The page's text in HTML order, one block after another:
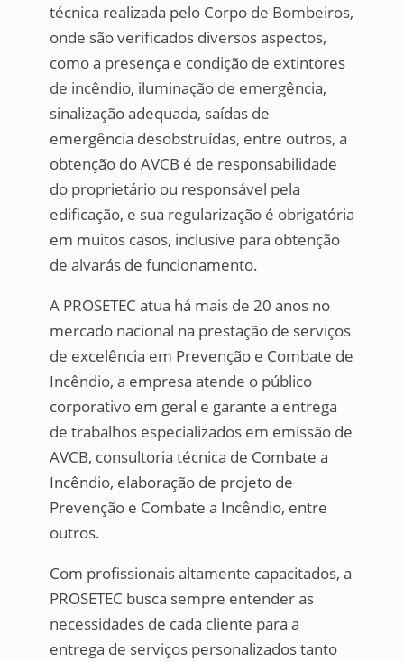
técnica realizada pelo Corpo de Bombeiros,
onde são verificados diversos aspectos,
como a presença e condição de extintores
de incêndio, iluminação de emergência,
sinalização adequada, saídas de
emergência desobstruídas, entre outros, a
obtenção do AVCB é de responsabilidade
do proprietário ou responsável pela
edificação, e sua regularização é obrigatória
em muitos casos, inclusive para obtenção
de alvarás de funcionamento.
A PROSETEC atua há mais de 20 anos no
mercado nacional na prestação de serviços
de excelência em Prevenção e Combate de
Incêndio, a empresa atende o público
corporativo em geral e garante a entrega
de trabalhos especializados em emissão de
AVCB, consultoria técnica de Combate a
Incêndio, elaboração de projeto de
Prevenção e Combate a Incêndio, entre
outros.
Com profissionais altamente capacitados, a
PROSETEC busca sempre entender as
necessidades de cada cliente para a
entrega de serviços personalizados tanto